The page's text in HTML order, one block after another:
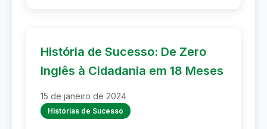
História de Sucesso: De Zero
Inglês à Cidadania em 18 Meses
15 de janeiro de 2024
Histórias de Sucesso